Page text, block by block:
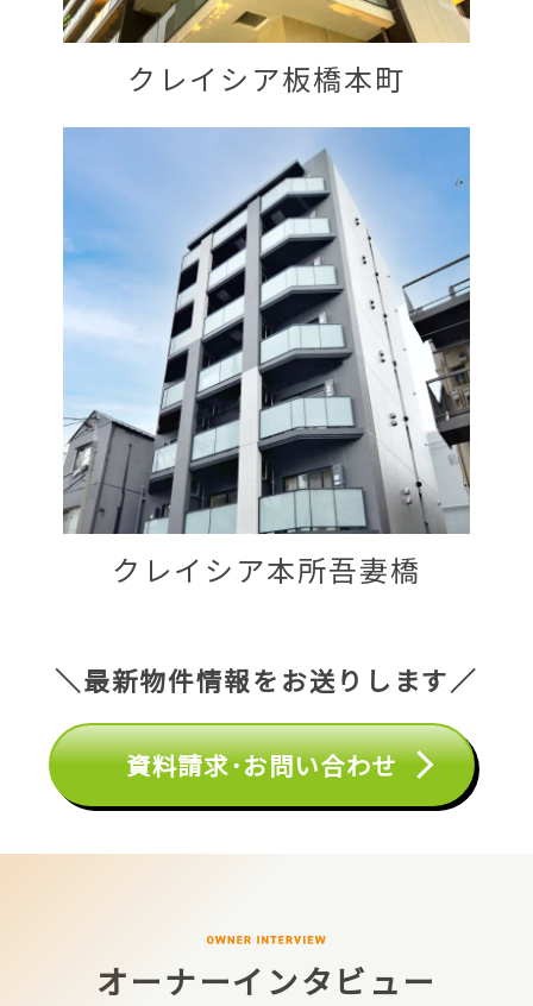
クレイシア板橋本町
クレイシア本所吾妻橋
＼最新物件情報をお送りします／
資料請求･お問い合わせ
オーナーインタビュー